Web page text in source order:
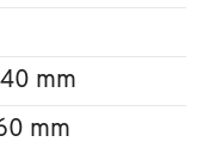
mm
mm